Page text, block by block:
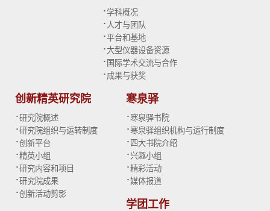
·学科概况
· 人才与团队
·平台和基地
·大型仪器设备资源
· 国际学术交流与合作
· 成果与获奖
创新精英研究院
·研究院概述
·研究院组织与运转制度
·创新平台
·精英小组
·研究内容和项目
·研究院成果
·创新活动剪影
寒泉驿
· 寒泉驿书院
· 寒泉驿组织机构与运行制度
· 四大书院介绍
·兴趣小组
·精彩活动
·媒体报道
学团工作